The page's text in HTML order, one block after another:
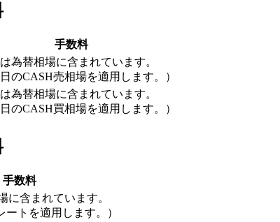
手数料
為替相場に含まれています。
日のCASH売相場を適用します。）
為替相場に含まれています。
日のCASH買相場を適用します。）
手数料
に含まれています。
ートを適用します。）